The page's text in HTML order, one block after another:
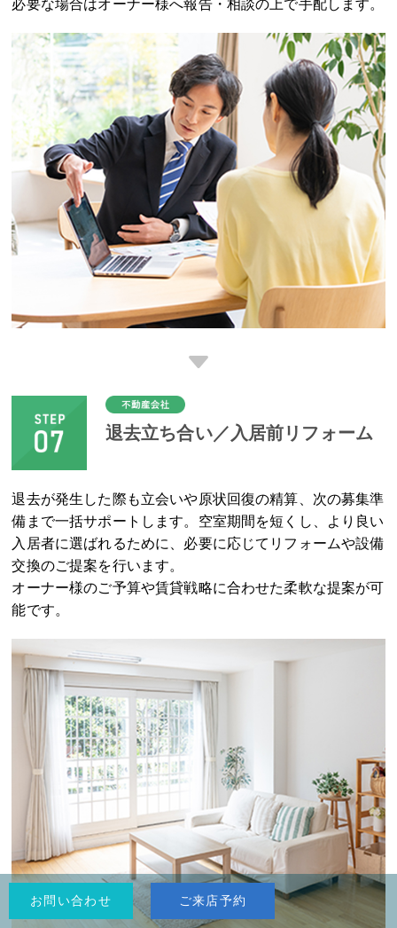
お問い合わせ ご来店予約
入居者からの設備トラブルや修理依頼にも迅速に対応し、
必要な場合はオーナー様へ報告・相談の上で手配します。
退去が発生した際も立会いや原状回復の精算、次の募集準
備まで一括サポートします。空室期間を短くし、より良い
入居者に選ばれるために、必要に応じてリフォームや設備
交換のご提案を行います。
オーナー様のご予算や賃貸戦略に合わせた柔軟な提案が可
能です。